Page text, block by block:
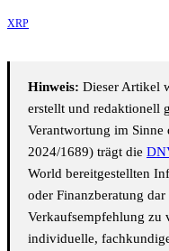
XRP
Hinweis: Dieser Artikel
erstellt und redaktionell
Verantwortung im
2024/1689) trägt die
World bereitgestellten
oder Finanzberatung
Verkaufsempfehlung zu
individuelle,